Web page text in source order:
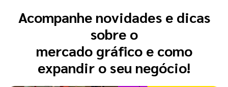
Acompanhe novidades e dicas
sobre o
mercado gráfico e como
expandir o seu negócio!